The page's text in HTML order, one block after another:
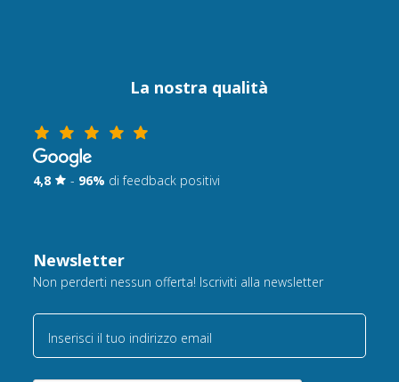
La nostra qualità
4,8 - 96% di feedback positivi
Newsletter
Non perderti nessun offerta! Iscriviti alla newsletter
Inserisci il tuo indirizzo email